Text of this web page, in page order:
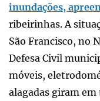
inundações,
ribeirinhas. A
São Francisco, no
Defesa Civil
móveis,
alagadas giram